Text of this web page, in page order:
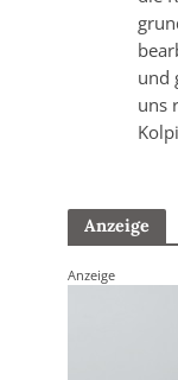
und
uns
Anzeige
Anzeige